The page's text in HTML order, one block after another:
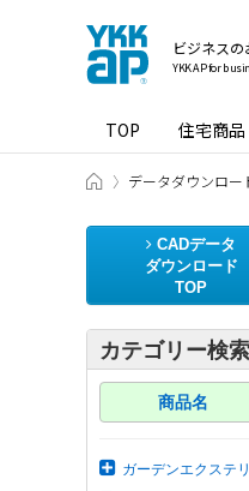
ビジネスの
YKK AP for
TOP 住宅商品
ビジネスのお客様 HOME
データダウンロー
CADデータ
ダウンロード
TOP
カテゴリー検索
商品名
ガーデンエクステ